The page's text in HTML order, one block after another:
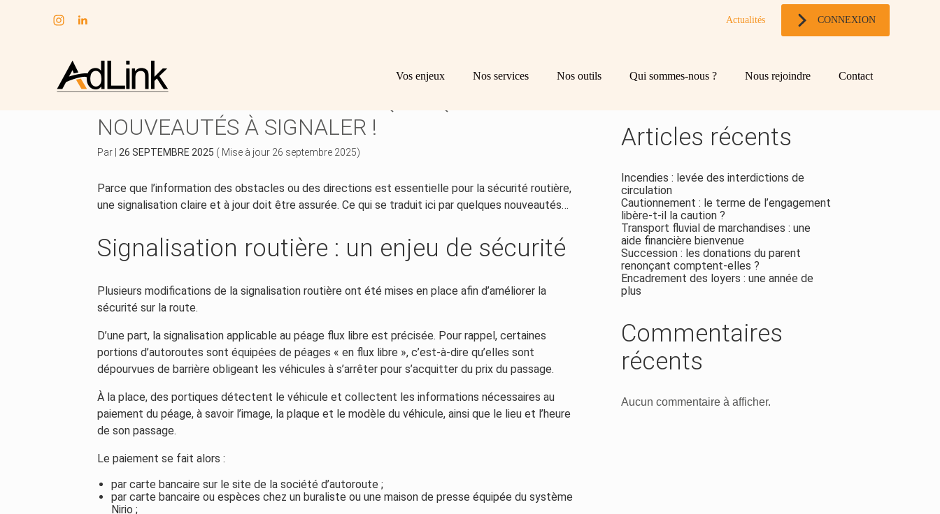
Actualités CONNEXION
Aller
au
Vos enjeux Nos services Nos outils Qui sommes-nous ? Nous rejoindre Contact
NOUVEAUTÉS À SIGNALER !
Par |26 SEPTEMBRE 2025 ( Mise à jour 26 septembre 2025)
Parce que l’information des obstacles ou des directions est essentielle pour la sécurité routière,
une signalisation claire et à jour doit être assurée. Ce qui se traduit ici par quelques nouveautés…
Signalisation routière : un enjeu de sécurité
Plusieurs modifications de la signalisation routière ont été mises en place afin d’améliorer la
sécurité sur la route.
D’une part, la signalisation applicable au péage flux libre est précisée. Pour rappel, certaines
portions d’autoroutes sont équipées de péages « en flux libre », c’est-à-dire qu’elles sont
dépourvues de barrière obligeant les véhicules à s’arrêter pour s’acquitter du prix du passage.
À la place, des portiques détectent le véhicule et collectent les informations nécessaires au
paiement du péage, à savoir l’image, la plaque et le modèle du véhicule, ainsi que le lieu et l’heure
de son passage.
Le paiement se fait alors :
par carte bancaire sur le site de la société d’autoroute ;
par carte bancaire ou espèces chez un buraliste ou une maison de presse équipée du système
Nirio ;
Blog
sidebar
Rechercher
Articles récents
Incendies : levée des interdictions de
circulation
Cautionnement : le terme de l’engagement
libère-t-il la caution ?
Transport fluvial de marchandises : une
aide financière bienvenue
Succession : les donations du parent
renonçant comptent-elles ?
Encadrement des loyers : une année de
plus
Commentaires
récents
Aucun commentaire à afficher.